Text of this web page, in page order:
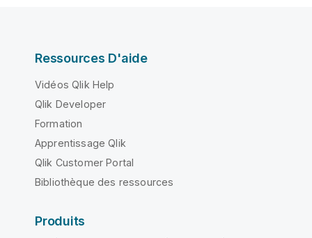
Ressources D'aide
Vidéos Qlik Help
Qlik Developer
Formation
Apprentissage Qlik
Qlik Customer Portal
Bibliothèque des ressources
Produits